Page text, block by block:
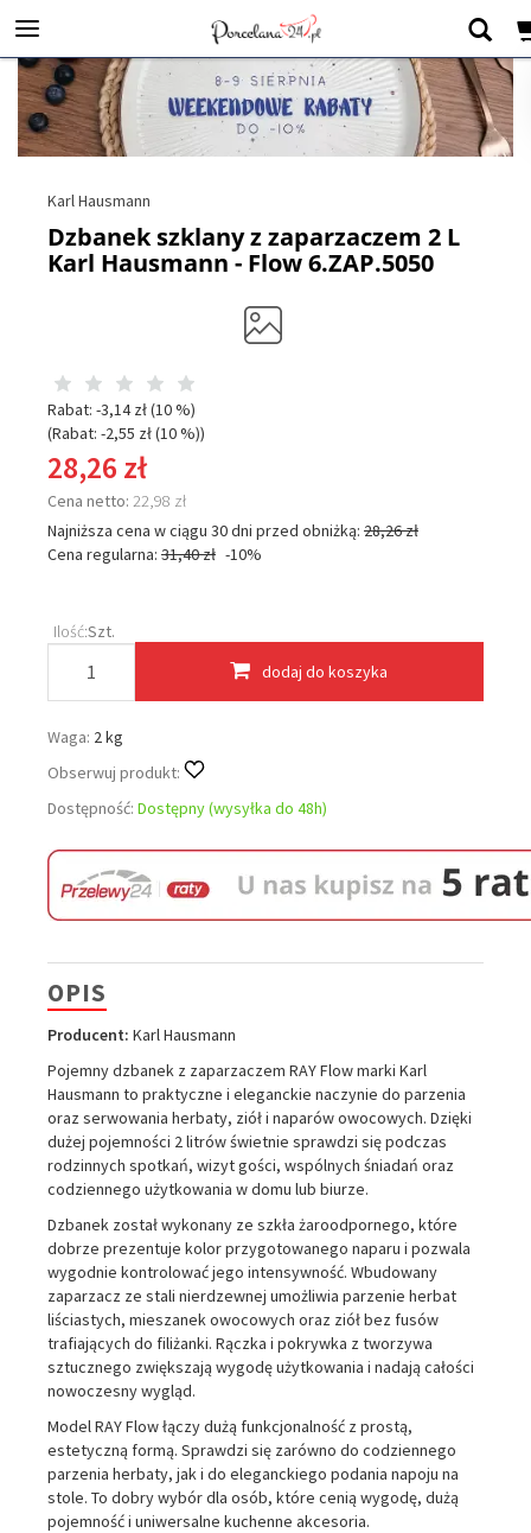
Karl Hausmann
Dzbanek szklany z zaparzaczem 2 L
Karl Hausmann - Flow 6.ZAP.5050
Rabat: -3,14 zł(10 %)
(Rabat: -2,55 zł(10 %))
28,26 zł
Cena netto: 22,98 zł
Najniższa cena w ciągu 30 dni przed obniżką: 28,26 zł
Cena regularna: 31,40 zł -10%
Ilość:Szt.
dodaj do koszyka
Waga: 2 kg
Obserwuj produkt:
Dostępność: Dostępny (wysyłka do 48h)
OPIS
Producent: Karl Hausmann
Pojemny dzbanek z zaparzaczem RAY Flow marki Karl
Hausmann to praktyczne i eleganckie naczynie do parzenia
oraz serwowania herbaty, ziół i naparów owocowych. Dzięki
dużej pojemności 2 litrów świetnie sprawdzi się podczas
rodzinnych spotkań, wizyt gości, wspólnych śniadań oraz
codziennego użytkowania w domu lub biurze.
Dzbanek został wykonany ze szkła żaroodpornego, które
dobrze prezentuje kolor przygotowanego naparu i pozwala
wygodnie kontrolować jego intensywność. Wbudowany
zaparzacz ze stali nierdzewnej umożliwia parzenie herbat
liściastych, mieszanek owocowych oraz ziół bez fusów
trafiających do filiżanki. Rączka i pokrywka z tworzywa
sztucznego zwiększają wygodę użytkowania i nadają całości
nowoczesny wygląd.
Model RAY Flow łączy dużą funkcjonalność z prostą,
estetyczną formą. Sprawdzi się zarówno do codziennego
parzenia herbaty, jak i do eleganckiego podania napoju na
stole. To dobry wybór dla osób, które cenią wygodę, dużą
pojemność i uniwersalne kuchenne akcesoria.